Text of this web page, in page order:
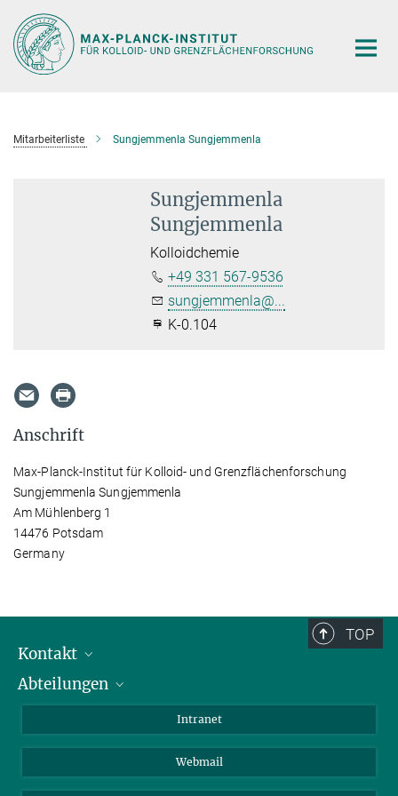
Hauptinhalt
Mitarbeiterliste Sungjemmenla Sungjemmenla
Sungjemmenla
Sungjemmenla
Kolloidchemie
+49 331 567-9536
sungjemmenla@...
K-0.104
Anschrift
Max-Planck-Institut für Kolloid- und Grenzflächenforschung
Sungjemmenla Sungjemmenla
Am Mühlenberg 1
14476 Potsdam
Germany
TOP
Kontakt
Mitarbeiterverzeichnis
Abteilungen
Kolloidchemie
Intranet
Webmail